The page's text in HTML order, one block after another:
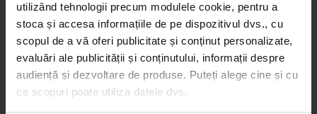
utilizând tehnologii precum modulele cookie, pentru a
stoca și accesa informațiile de pe dispozitivul dvs., cu
scopul de a vă oferi publicitate și conținut personalizate,
evaluări ale publicității și conținutului, informații despre
audiență și dezvoltare de produse. Puteți alege cine și cu
ce scopuri poate utiliza datele dvs.
Cu peste 2,5 miliarde de stream-uri, 6,8 miliarde de
vizualizări și peste 22 de milioane de Shazams,
Minelli rămâne una dintre cele mai influente
artiste și compozitoare din Europa de Est, cu un
impact global în continuă creștere.